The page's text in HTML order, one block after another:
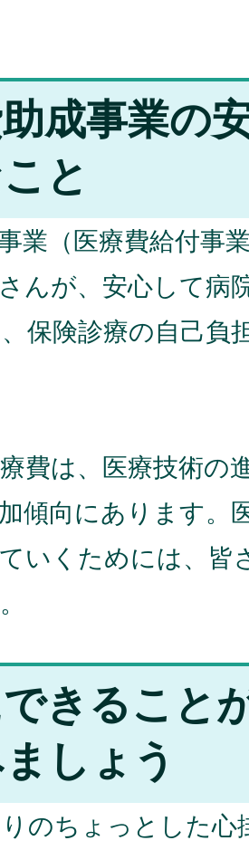
成事業の
と
業（医療費給付事
んが、安心して病
保険診療の自己負
費は、医療技術の
傾向にあります。
いくためには、皆
きること
しょう
のちょっとした心